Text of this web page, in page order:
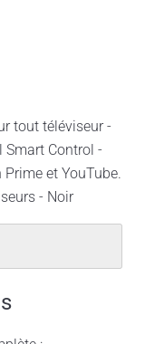
tout téléviseur -
Smart Control -
et YouTube.
- Noir